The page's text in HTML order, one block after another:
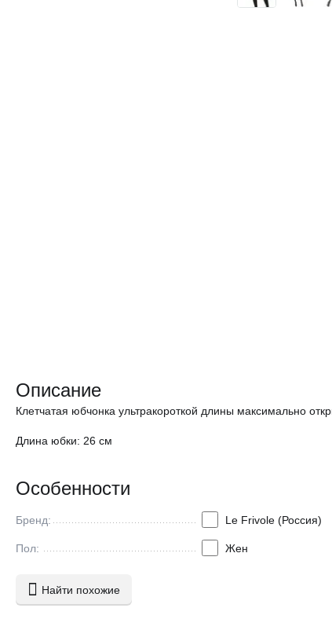
Описание
Клетчатая юбчонка ультракороткой длины максимально
Длина юбки: 26 см
Особенности
Бренд: Le Frivole (Россия)
Пол: Жен
Найти похожие